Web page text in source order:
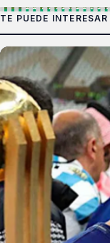
TE PUEDE INTERESAR